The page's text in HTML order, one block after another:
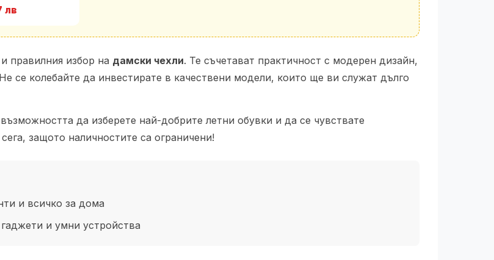
лв
правилния избор на дамски чехли. Те съчетават практичност с модерен дизайн,
се колебайте да инвестирате в качествени модели, които ще ви служат дълго
да изберете най-добрите летни обувки и да се чувствате
защото наличностите са ограничени!
и всичко за дома
и умни устройства